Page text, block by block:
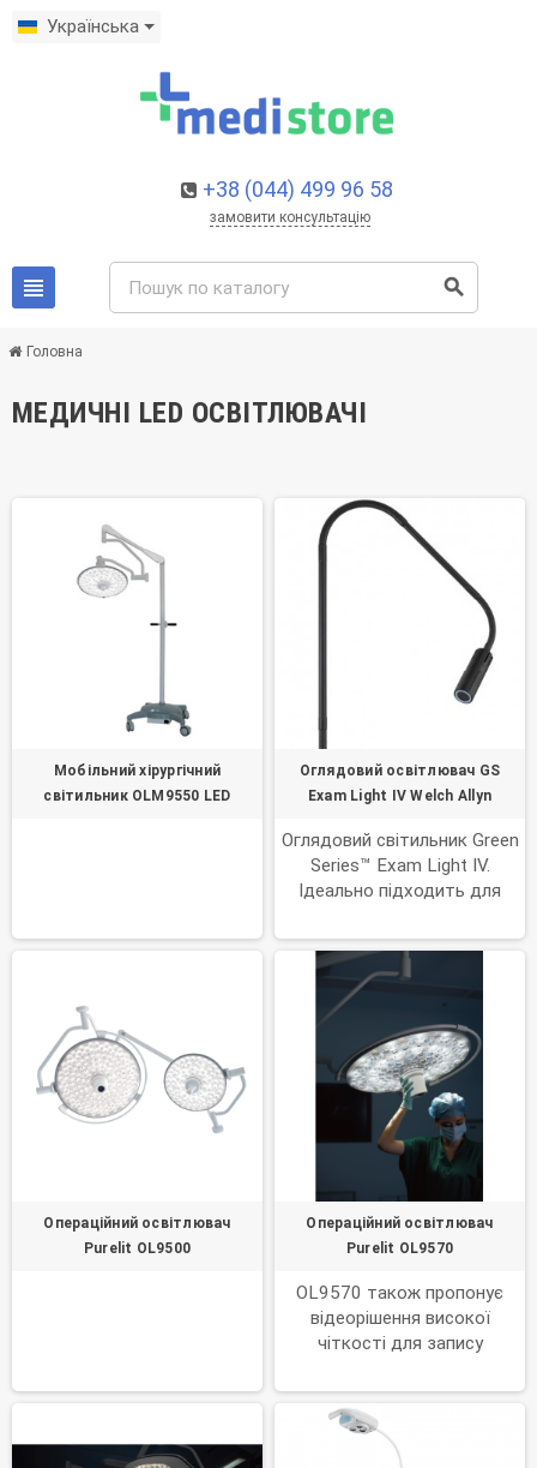
Українська
+38 (044) 499 96 58
замовити консультацію
view_headline search
Головна
МЕДИЧНІ LED ОСВІТЛЮВАЧІ
Мобільний хірургічний
світильник OLM9550 LED
Оглядовий освітлювач GS
Exam Light IV Welch Allyn
Оглядовий світильник Green
Series™ Exam Light IV.
Ідеально підходить для
гінекології або для умов, що
вимагають високого
фокусування світла на
специфічних ділянках,
оглядовий освітлювач GS
Exam Light IV забезпечує в
3 рази більш інтенсивне
світло і оснащений дуже
гнучким світловодом, який у
2 рази довший за звичайні.
Операційний освітлювач
Purelit OL9500
Операційний освітлювач
Purelit OL9570
OL9570 також пропонує
відеорішення високої
чіткості для запису
передачі відео для
віддалених консультацій та
навчання на основі відео.